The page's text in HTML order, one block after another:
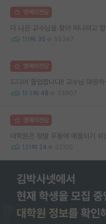
명예의전당
더 나은 교수님을 찾아 떠나려고 합
111 35 55347
명예의전당
드디어 졸업합니다!! 교수님 마땅
163 48 33907
명예의전당
대학원은 정말 우울에 매몰되기 쉬
131 24 32100